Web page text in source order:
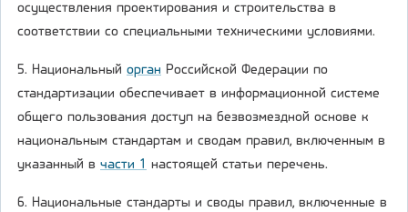
осуществления проектирования и строительства в
соответствии со специальными техническими условиями.
5. Национальный орган Российской Федерации по
стандартизации обеспечивает в информационной системе
общего пользования доступ на безвозмездной основе к
национальным стандартам и сводам правил, включенным в
указанный в части 1 настоящей статьи перечень.
6. Национальные стандарты и своды правил, включенные в